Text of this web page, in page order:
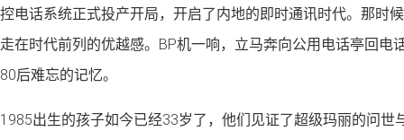
控电话系统正式投产开局，开启了内地的即时通讯时代。那时
走在时代前列的优越感。BP机一响，立马奔向公用电话亭回电
80后难忘的记忆。
1985出生的孩子如今已经33岁了，他们见证了超级玛丽的问世